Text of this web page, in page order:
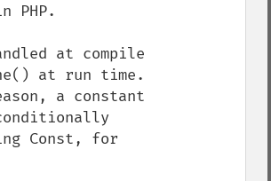
PHP.
at compile
at run time.
a constant
Const, for